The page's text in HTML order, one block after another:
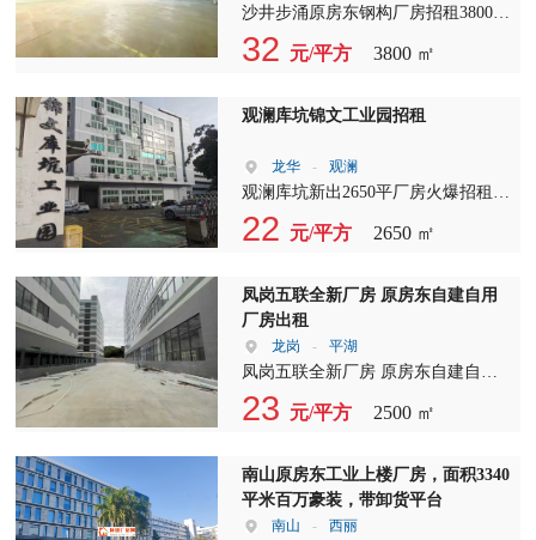
沙井步涌原房东钢构厂房招租3800
平，可分两家，己翻新。层高8米，
柱间距宽，柱子少。适合各行各业。
32 元/平方 3800 ㎡
观澜库坑锦文工业园招租
龙华 - 观澜
观澜库坑新出2650平厂房火爆招租：
车间（有吊机口）+办公室装修 厂
房用途 ：可用于五金加工，电子生
优势 ：园区空地面积大，大车进出
方便，停车位充足，厂内消防水电设
施配套齐全，附近交通便利，商业生
活配套齐全，好招工?? 。 地址：龙
华区观澜库坑
22 元/平方 2650 ㎡
凤岗五联全新厂房 原房东自建自用
厂房出租
龙岗 - 平湖
凤岗五联全新厂房 原房东自建自用
厂房出租 实际面积出租 1800㎡/层，
1-9层 2500㎡/层，1-9层 可分层出
23 元/平方 2500 ㎡
南山原房东工业上楼厂房，面积3340
平米百万豪装，带卸货平台
南山 - 西丽